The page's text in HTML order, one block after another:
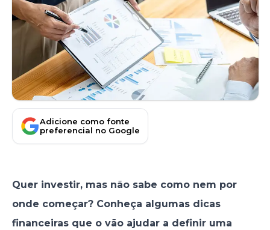
Adicione como fonte
preferencial no Google
Quer investir, mas não sabe como nem por
onde começar? Conheça algumas dicas
financeiras que o vão ajudar a definir uma